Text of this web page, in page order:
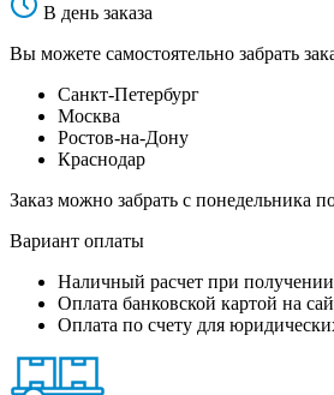
В день заказа
Вы можете самостоятельно забрать
Санкт-Петербург
Москва
Ростов-на-Дону
Краснодар
Заказ можно забрать с понедельника
Вариант оплаты
Наличный расчет при получении
Оплата банковской картой на
Оплата по счету для